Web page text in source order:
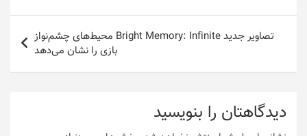
تصاویر جدید Bright Memory: Infinite محیط‌های چشم‌نواز
بازی را نشان می‌دهد
دیدگاهتان را بنویسید